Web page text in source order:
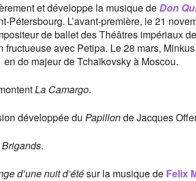
et développe la musique deDon
Pétersbourg. L’avant-première, le 21
de ballet des Théâtres impériaux
fructueuse avec Petipa. Le 28 mars,
en do majeur de Tchaïkovsky à Moscou.
La Camargo.
développée du Papillonde Jacques
.
d’une nuit d’étésur la musique de Felix